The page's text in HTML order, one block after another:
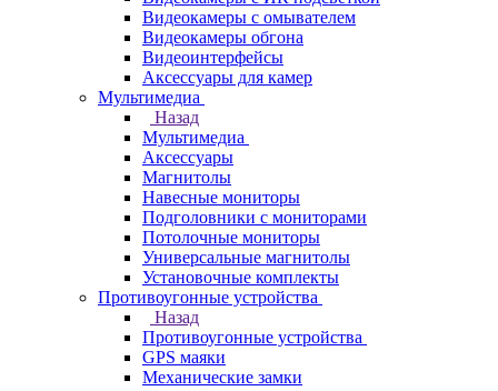
Видеокамеры с омывателем
Видеокамеры обгона
Видеоинтерфейсы
Аксессуары для камер
Мультимедиа
Назад
Мультимедиа
Аксессуары
Магнитолы
Навесные мониторы
Подголовники с мониторами
Потолочные мониторы
Универсальные магнитолы
Установочные комплекты
Противоугонные устройства
Назад
Противоугонные устройства
GPS маяки
Механические замки